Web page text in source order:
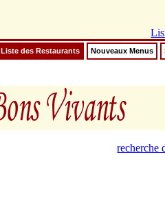
Liste des Restaurants Nouveaux Menus
recherche